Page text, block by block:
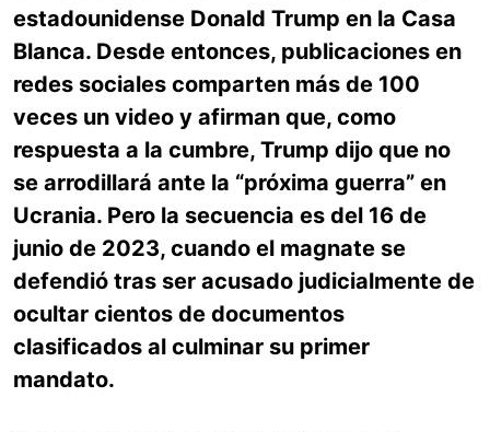
estadounidense Donald Trump en la Casa
Blanca. Desde entonces, publicaciones en
redes sociales comparten más de 100
veces un video y afirman que, como
respuesta a la cumbre, Trump dijo que no
se arrodillará ante la “próxima guerra” en
Ucrania. Pero la secuencia es del 16 de
junio de 2023, cuando el magnate se
defendió tras ser acusado judicialmente de
ocultar cientos de documentos
clasificados al culminar su primer
mandato.